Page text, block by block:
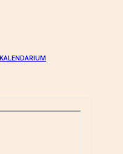
KALENDARIUM